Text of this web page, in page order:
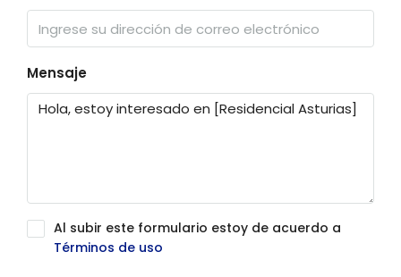
Mensaje
Al subir este formulario estoy de acuerdo a
Términos de uso